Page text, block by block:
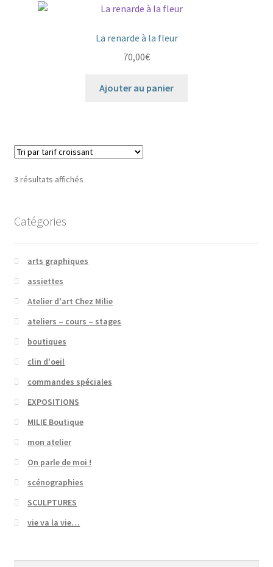
La renarde à la fleur
70,00€
Ajouter au panier
3 résultats affichésTrié
Catégories
arts graphiques
assiettes
Atelier d'art Chez Milie
ateliers – cours – stages
boutiques
clin d'oeil
commandes spéciales
EXPOSITIONS
MILIE Boutique
mon atelier
On parle de moi !
scénographies
SCULPTURES
vie va la vie…